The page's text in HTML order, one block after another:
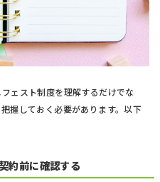
ェスト制度を理解するだけでな
握しておく必要があります。以下
約前に確認する